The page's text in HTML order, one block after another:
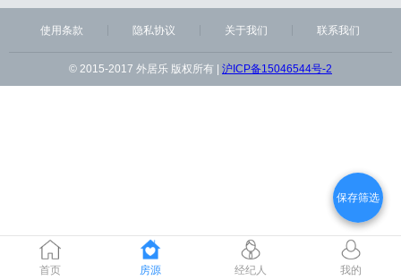
使用条款 隐私协议 关于我们 联系我们
© 2015-2017 外居乐 版权所有 | 沪ICP备15046544号-2
首页 房源 经纪人 我的
保存筛选